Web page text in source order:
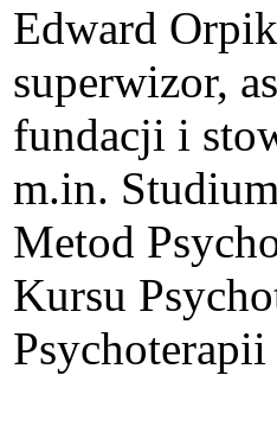
Edward
superwizor,
fundacji i
m.in.
Metod
Kursu